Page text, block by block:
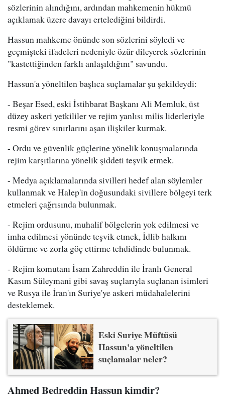
sözlerinin alındığını, ardından mahkemenin hükmü
açıklamak üzere davayı ertelediğini bildirdi.
Hassun mahkeme önünde son sözlerini söyledi ve
geçmişteki ifadeleri nedeniyle özür dileyerek sözlerinin
"kastettiğinden farklı anlaşıldığını" savundu.
Hassun'a yöneltilen başlıca suçlamalar şu şekildeydi:
- Beşar Esed, eski İstihbarat Başkanı Ali Memluk, üst
düzey askeri yetkililer ve rejim yanlısı milis liderleriyle
resmi görev sınırlarını aşan ilişkiler kurmak.
- Ordu ve güvenlik güçlerine yönelik konuşmalarında
rejim karşıtlarına yönelik şiddeti teşvik etmek.
- Medya açıklamalarında sivilleri hedef alan söylemler
kullanmak ve Halep'in doğusundaki sivillere bölgeyi terk
etmeleri çağrısında bulunmak.
- Rejim ordusunu, muhalif bölgelerin yok edilmesi ve
imha edilmesi yönünde teşvik etmek, İdlib halkını
öldürme ve zorla göç ettirme tehdidinde bulunmak.
- Rejim komutanı İsam Zahreddin ile İranlı General
Kasım Süleymani gibi savaş suçlarıyla suçlanan isimleri
ve Rusya ile İran'ın Suriye'ye askeri müdahalelerini
desteklemek.
Eski Suriye Müftüsü
Hassun'a yöneltilen
suçlamalar neler?
Ahmed Bedreddin Hassun kimdir?